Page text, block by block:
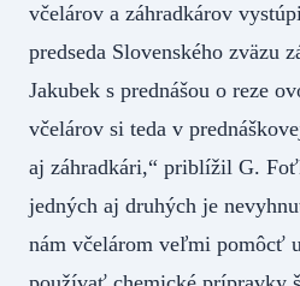
včelárov a záhradkárov
predseda Slovenského zväzu
Jakubek s prednášou o reze
včelárov si teda v
aj záhradkári,“ priblížil G.
jedných aj druhých je
nám včelárom veľmi pomôcť